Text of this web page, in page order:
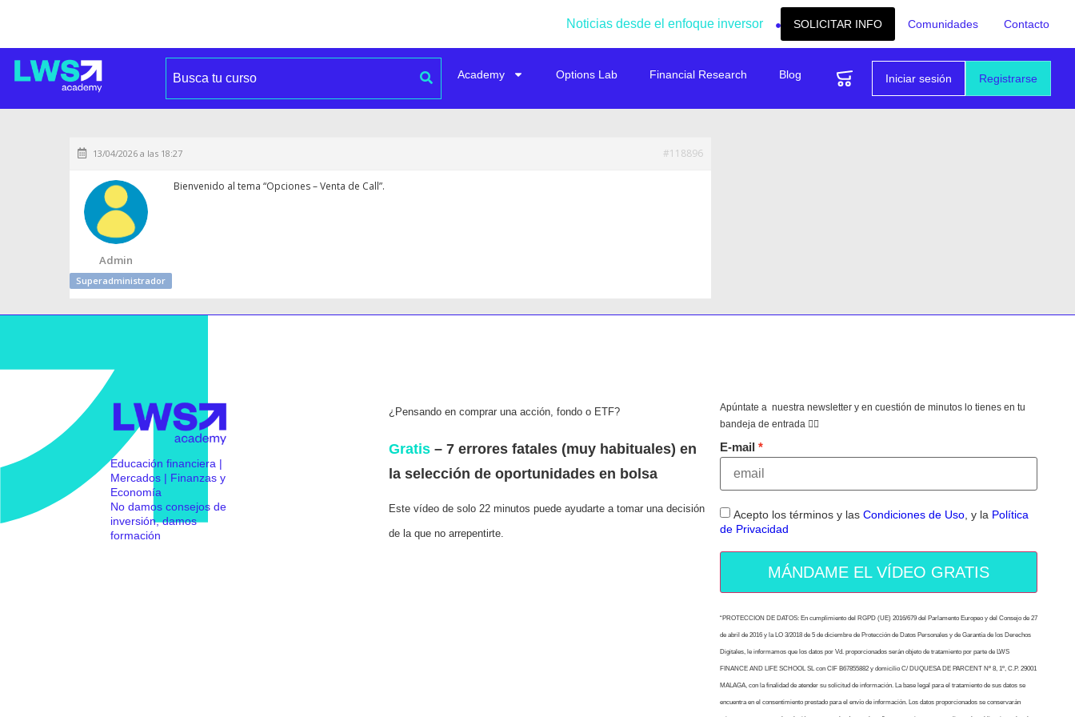
Noticias desde el enfoque inversor SOLICITAR INFO Comunidades Contacto
Registrarse
Iniciar sesión
Academy Options Lab Financial Research Blog
13/04/2026 a las 18:27 #118896
Admin
Superadministrador
Bienvenido al tema “Opciones – Venta de Call”.
Educación financiera |
Mercados | Finanzas y
Economía
No damos consejos de
inversión, damos
formación
¿Pensando en comprar una acción, fondo o ETF?
Gratis– 7 errores fatales (muy habituales) en
la selección de oportunidades en bolsa
Este vídeo de solo 22 minutos puede ayudarte a tomar una decisión
de la que no arrepentirte.
Apúntate a nuestra newsletter y en cuestión de minutos lo tienes en tu
bandeja de entrada 👇🏻
E-mail
Acepto los términos y las Condiciones de Uso, y la Política
de Privacidad
MÁNDAME EL VÍDEO GRATIS
“PROTECCION DE DATOS: En cumplimiento del RGPD (UE) 2016/679 del Parlamento Europeo y del Consejo de 27
de abril de 2016 y la LO 3/2018 de 5 de diciembre de Protección de Datos Personales y de Garantía de los Derechos
Digitales, le informamos que los datos por Vd. proporcionados serán objeto de tratamiento por parte de LWS
FINANCE AND LIFE SCHOOL SL con CIF B67855882 y domicilio C/ DUQUESA DE PARCENT Nº 8, 1º, C.P. 29001
MALAGA, con la finalidad de atender su solicitud de información. La base legal para el tratamiento de sus datos se
encuentra en el consentimiento prestado para el envío de información. Los datos proporcionados se conservarán